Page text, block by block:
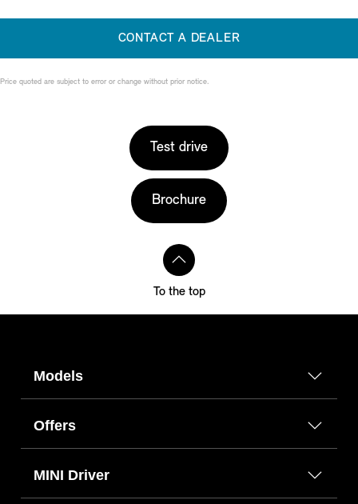
CONTACT A DEALER
Price quoted are subject to error or change without prior notice.
Test drive
Brochure
To the top
Models
Offers
MINI Driver